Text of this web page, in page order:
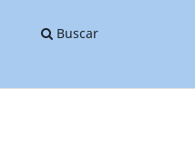
Buscar